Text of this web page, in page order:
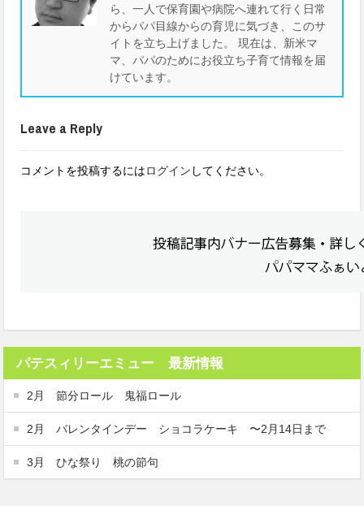
ら、一人で保育園や病院へ連れて行く日常
からパパ目線からの育児に気づき、このサ
イトを立ち上げました。 現在は、新米マ
マ、パパのためにお役立ち子育て情報を届
けています。
Leave a Reply
コメントを投稿するにはログイン してください。
パテスィリーエミュー 最新情報
2月 節分ロール 鬼福ロール
2月 バレンタインデー ショコラケーキ 〜2月14日まで
3月 ひな祭り 桃の節句